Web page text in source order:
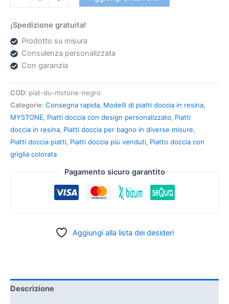
¡Spedizione gratuita!
Prodotto su misura
Consulenza personalizzata
Con garanzia
COD: plat-du-mstone-negro
Categorie: Consegna rapida, Modelli di piatti doccia in resina,
MYSTONE, Piatti doccia con design personalizzato, Piatti
doccia in resina, Piatti doccia per bagno in diverse misure,
Piatti doccia piatti, Piatti doccia più venduti, Piatto doccia con
griglia colorata
Pagamento sicuro garantito
Aggiungi alla lista dei desideri
Descrizione